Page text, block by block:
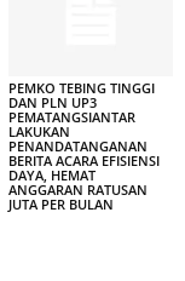
PEMKO TEBING TINGGI
DAN PLN UP3
PEMATANGSIANTAR
LAKUKAN
PENANDATANGANAN
BERITA ACARA EFISIENSI
DAYA, HEMAT
ANGGARAN RATUSAN
JUTA PER BULAN